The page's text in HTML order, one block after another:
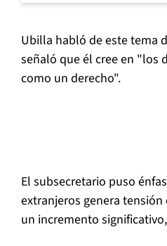
Ubilla habló de este tema
señaló que él cree en "los
como un derecho".
El subsecretario puso
extranjeros genera
un incremento significativo,